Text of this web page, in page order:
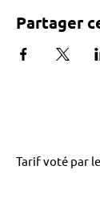
Partager
Tarif voté par